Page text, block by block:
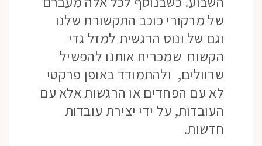
של מרקורי כוכב התקשורת שלנו
וגם של ונוס הרגשית למזל גדי
הקשוח שמכריח אותנו להפשיל
שרוולים, ולהתמודד באופן פרקטי
לא עם הפחדים או הרגשות אלא עם
העובדות, על ידי יצירת עובדות
חדשות.